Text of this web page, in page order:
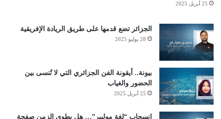
25 أبريل 2025
الجزائر تضع قدمها على طريق الريادة الإفريقية
28 يوليو 2025
بيونة.. أيقونة الفن الجزائري التي لا تُنسى بين
الحضور والغياب
25 أبريل 2025
انسحاب “لغة موليير”… هل يطوي الزمن صفحة